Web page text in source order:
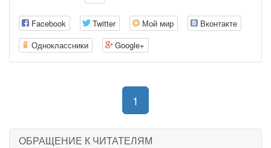
Facebook Twitter Мой мир
Вконтакте
Одноклассники
Google+
1
ОБРАЩЕНИЕ К ЧИТАТЕЛЯМ